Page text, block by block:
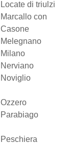
Locate di triulzi
Marcallo con
Casone
Melegnano
Milano
Nerviano
Noviglio
Ozzero
Parabiago
Peschiera